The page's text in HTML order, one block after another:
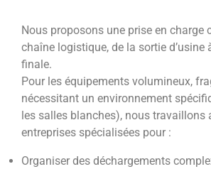
Nous proposons une prise en charge
chaîne logistique, de la sortie d’usine
finale.
Pour les équipements volumineux,
nécessitant un environnement
les salles blanches), nous travaillons
entreprises spécialisées pour :
Organiser des déchargements